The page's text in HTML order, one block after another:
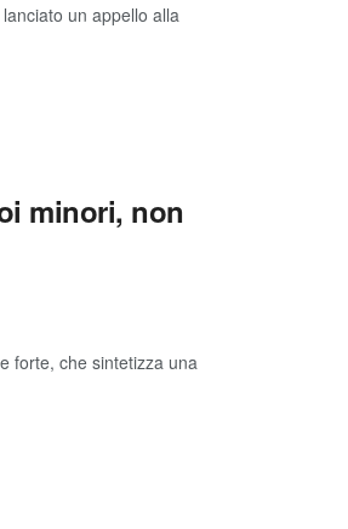
un appello alla
minori, non
forte, che sintetizza una